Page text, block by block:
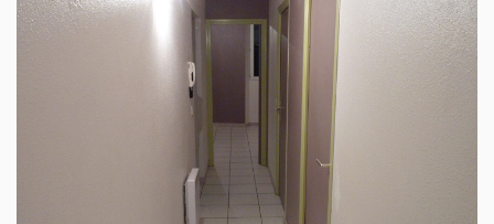
Centre village, appartement T2 avec terrasse au
1er étage.
Cet appartement se compose d'une entrée
desservant une chambre avec placard, une salle
d'eau , un wc séparé. Une pièce à vivre avec coin
cuisine donnant sur une terrasse.
Loyer : 500.00 euros
Charges : 31.00 euros correspondant à : 11.00 de